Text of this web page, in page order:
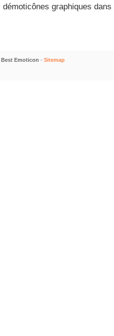
démoticônes graphiques
Best Emoticon - Sitemap